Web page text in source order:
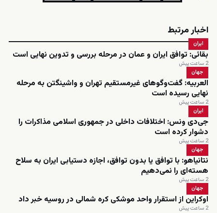
اخبار مرتبط
ایران
بقائی: توافق ایران و عمان در مرحله بررسی و تدوین نهایی است
2 ساعت پیش
جهان
العربیه: گفت‌وگوهای غیرمستقیم تهران و واشینگتن به مرحله
نهایی رسیده است
2 ساعت پیش
ایران
جی‌دی ونس: اختلافات داخلی در جمهوری اسلامی مذاکرات را
دشوار کرده است
2 ساعت پیش
جهان
نتانیاهو: با توافق یا بدون توافق، اجازه دستیابی ایران به سلاح
هسته‌ای را نمی‌دهیم
2 ساعت پیش
جهان
اوکراین از استقرار واحد موشکی کره شمالی در روسیه خبر داد
2 ساعت پیش